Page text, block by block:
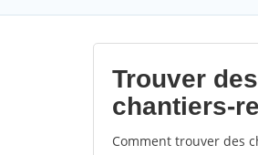
Trouver
chantiers-
Comment trouver des